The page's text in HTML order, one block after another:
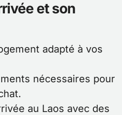
et son
adapté à vos
nécessaires pour
au Laos avec des